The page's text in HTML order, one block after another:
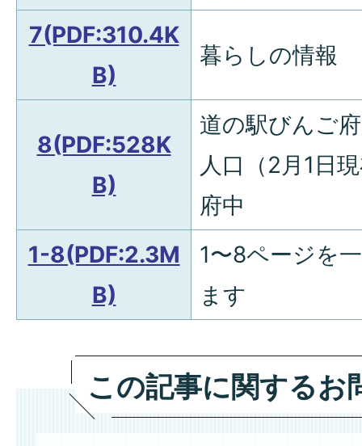
7(PDF:310.4K
B)
暮らしの情報
8(PDF:528K
B)
道の駅びんご
人口（2月1日
府中
1-8(PDF:2.3M
B)
1〜8ページを
ます
この記事に関するお